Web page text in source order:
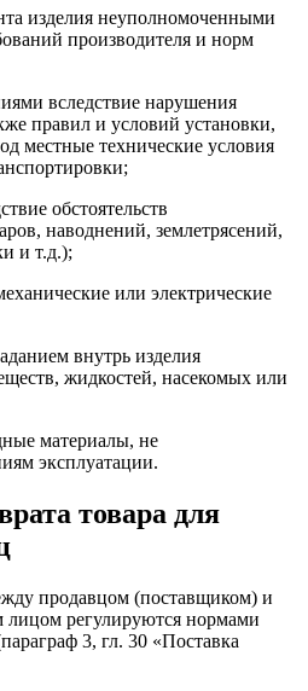
изделия неуполномоченными
производителя и норм
вследствие нарушения
правил и условий установки,
местные технические условия
обстоятельств
наводнений, землетрясений,
и т.д.);
или электрические
внутрь изделия
жидкостей, насекомых или
материалы, не
эксплуатации.
товара для
продавцом (поставщиком) и
регулируются нормами
3, гл. 30 «Поставка